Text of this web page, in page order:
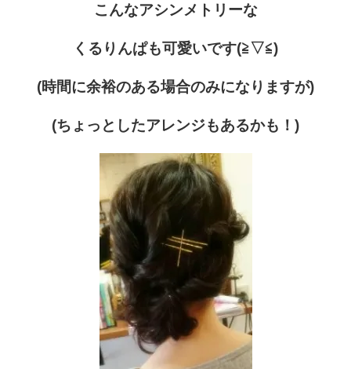
こんなアシンメトリーな
くるりんぱも可愛いです(≧▽≦)
(時間に余裕のある場合のみになりますが)
(ちょっとしたアレンジもあるかも！)